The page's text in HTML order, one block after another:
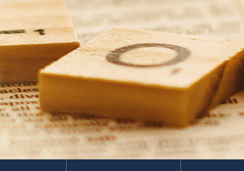
담임목사
교역자
사역자
장로
예배 안내
차량 운행
교회소개
담임목사 인사말
연혁
1971~1996
2000~2009
2020~2023
섬기는 이들
담임목사
교역자